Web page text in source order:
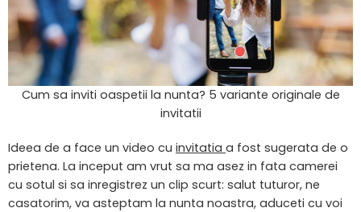
Cum sa inviti oaspetii la nunta? 5 variante originale de
invitatii
Ideea de a face un video cu invitatia a fost sugerata de o
prietena. La inceput am vrut sa ma asez in fata camerei
cu sotul si sa inregistrez un clip scurt: salut tuturor, ne
casatorim, va asteptam la nunta noastra, aduceti cu voi